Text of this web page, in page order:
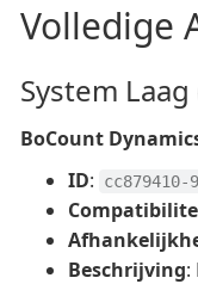
Volledige
System
BoCount
ID: cc879410-
Beschrijving: